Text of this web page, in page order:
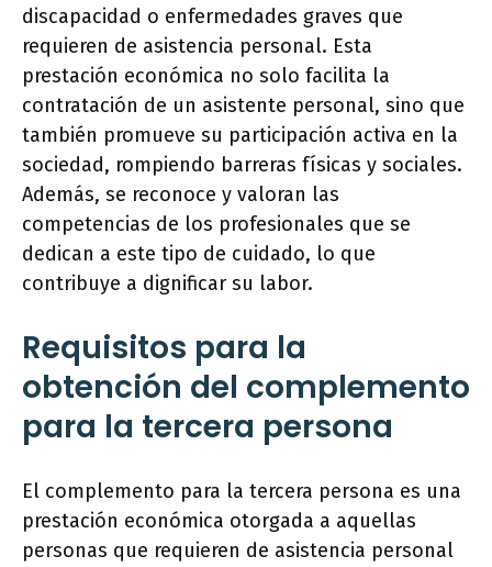
discapacidad o enfermedades graves que
requieren de asistencia personal. Esta
prestación económica no solo facilita la
contratación de un asistente personal, sino que
también promueve su participación activa en la
sociedad, rompiendo barreras físicas y sociales.
Además, se reconoce y valoran las
competencias de los profesionales que se
dedican a este tipo de cuidado, lo que
contribuye a dignificar su labor.
Requisitos para la
obtención del complemento
para la tercera persona
El complemento para la tercera persona es una
prestación económica otorgada a aquellas
personas que requieren de asistencia personal